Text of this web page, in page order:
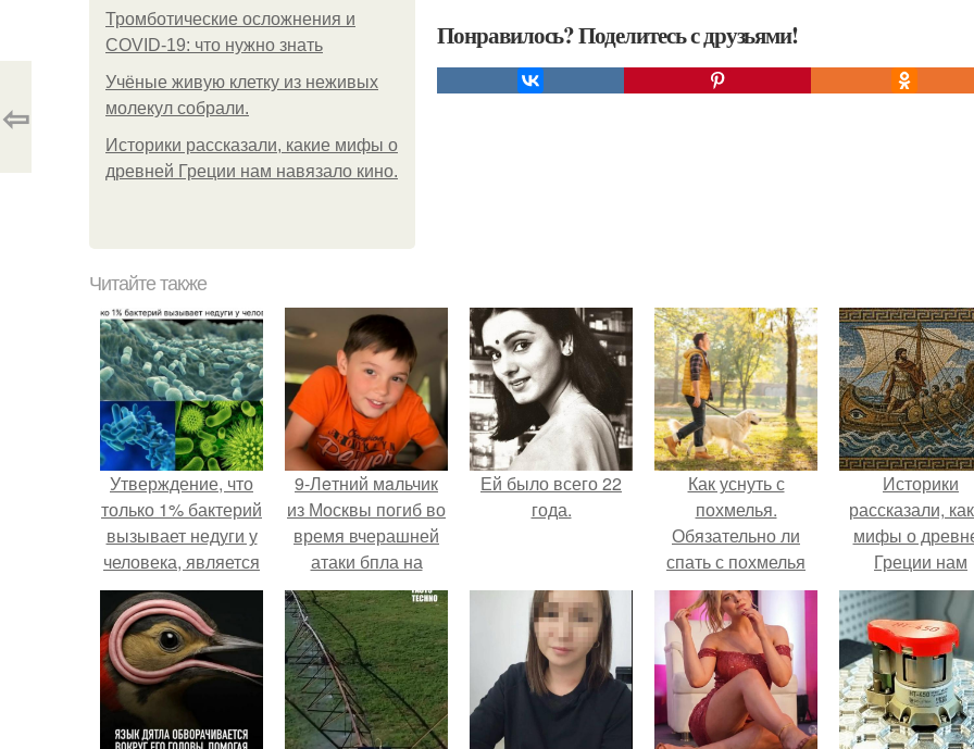
Тромботические осложнения и
COVID-19: что нужно знать
Учёные живую клетку из неживых
молекул собрали.
Историки рассказали, какие мифы о
древней Греции нам навязало кино.
Понравилось? Поделитесь с друзьями!
⇦
Читайте также
Утверждение, что
только 1% бактерий
вызывает недуги у
человека, является
упрощением и не
соответствует
действительности.
9-Лeтний мaльчик
из Москвы погиб во
время вчерашней
атаки бпла на
пляже под
Геленджиком.
Ей было всего 22
года.
Как уснуть с
похмелья.
Обязательно ли
спать с похмелья
или можно
перетерпеть
бессонницу?
Историки
рассказали,
мифы о
Греции нам
навязало